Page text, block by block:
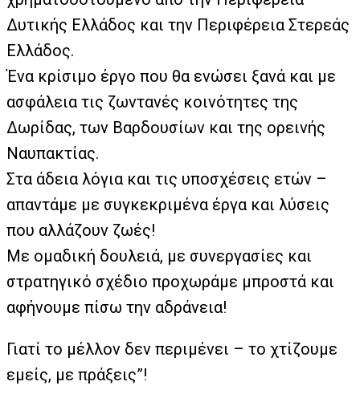
Δυτικής Ελλάδος και την Περιφέρεια Στερεάς
Ελλάδος.
Ένα κρίσιμο έργο που θα ενώσει ξανά και με
ασφάλεια τις ζωντανές κοινότητες της
Δωρίδας, των Βαρδουσίων και της ορεινής
Ναυπακτίας.
Στα άδεια λόγια και τις υποσχέσεις ετών –
απαντάμε με συγκεκριμένα έργα και λύσεις
που αλλάζουν ζωές!
Με ομαδική δουλειά, με συνεργασίες και
στρατηγικό σχέδιο προχωράμε μπροστά και
αφήνουμε πίσω την αδράνεια!
Γιατί το μέλλον δεν περιμένει – το χτίζουμε
εμείς, με πράξεις”!